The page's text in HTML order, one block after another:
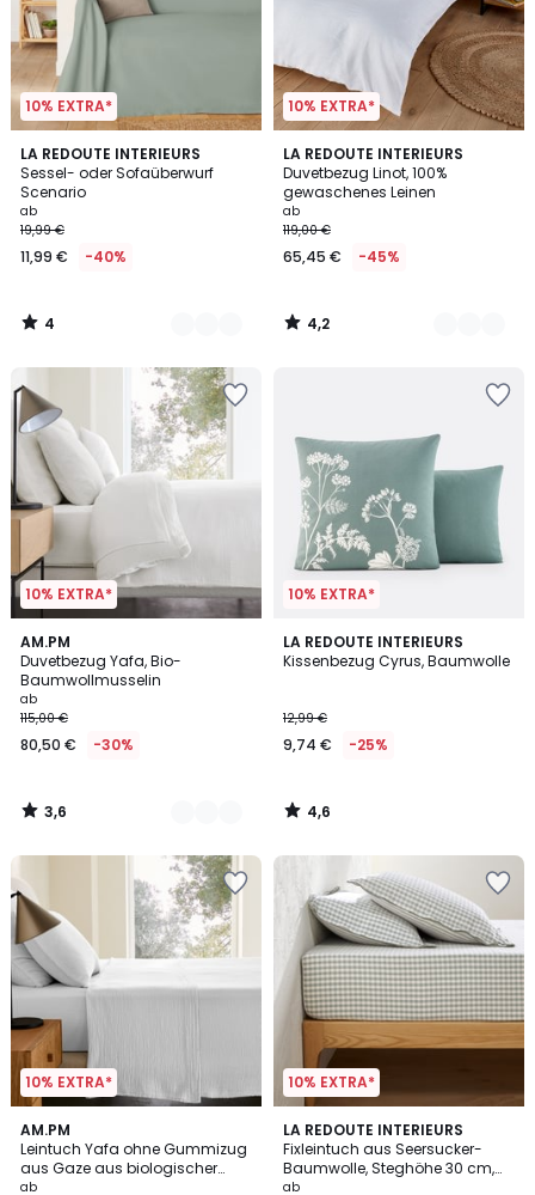
10% EXTRA*
LA REDOUTE INTERIEURS
Sessel- oder Sofaüberwurf
Scenario
ab
19,99 €
11,99 € -40%
4
/
5
8
Farben
4
/
10% EXTRA*
LA REDOUTE INTERIEURS
Duvetbezug Linot, 100%
gewaschenes Leinen
ab
119,00 €
65,45 € -45%
4,2
/ 5
21
Farben
4,2
/
10% EXTRA*
AM.PM
Duvetbezug Yafa, Bio-
Baumwollmusselin
ab
115,00 €
80,50 € -30%
3,6
/ 5
20
Farben
3,6
/
10% EXTRA*
LA REDOUTE INTERIEURS
Kissenbezug Cyrus, Baumwolle
12,99 €
9,74 € -25%
4,6
/ 5
4,6
/
10% EXTRA*
AM.PM
Leintuch Yafa ohne Gummizug
aus Gaze aus biologischer
Baumwolle
ab
4,6
/ 5
20
Farben
10% EXTRA*
LA REDOUTE INTERIEURS
Fixleintuch aus Seersucker-
Baumwolle, Steghöhe 30 cm,
Cottage grün
ab
3,8
/ 5